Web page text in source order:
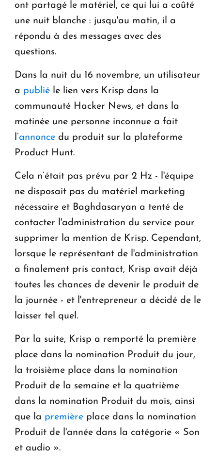
ont partagé le matériel, ce qui lui a coûté
une nuit blanche : jusqu'au matin, il a
répondu à des messages avec des
questions.
Dans la nuit du 16 novembre, un utilisateur
a publié le lien vers Krisp dans la
communauté Hacker News, et dans la
matinée une personne inconnue a fait
l’annonce du produit sur la plateforme
Product Hunt.
Cela n’était pas prévu par 2 Hz - l'équipe
ne disposait pas du matériel marketing
nécessaire et Baghdasaryan a tenté de
contacter l'administration du service pour
supprimer la mention de Krisp. Cependant,
lorsque le représentant de l'administration
a finalement pris contact, Krisp avait déjà
toutes les chances de devenir le produit de
la journée - et l'entrepreneur a décidé de le
laisser tel quel.
Par la suite, Krisp a remporté la première
place dans la nomination Produit du jour,
la troisième place dans la nomination
Produit de la semaine et la quatrième
dans la nomination Produit du mois, ainsi
que la première place dans la nomination
Produit de l'année dans la catégorie « Son
et audio ».